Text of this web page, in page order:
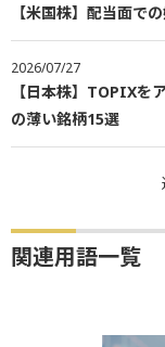
【米国株】配当面で
2026/07/27
【日本株】TOPIXを
の薄い銘柄15選
関連用語一覧